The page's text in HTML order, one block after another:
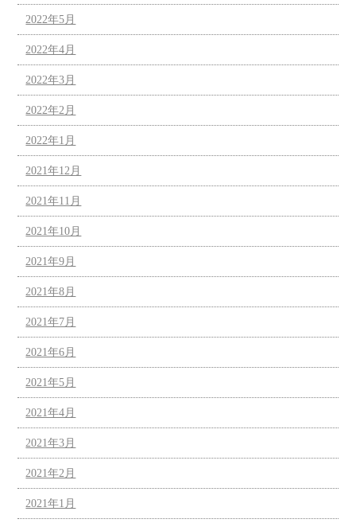
2022年5月
2022年4月
2022年3月
2022年2月
2022年1月
2021年12月
2021年11月
2021年10月
2021年9月
2021年8月
2021年7月
2021年6月
2021年5月
2021年4月
2021年3月
2021年2月
2021年1月